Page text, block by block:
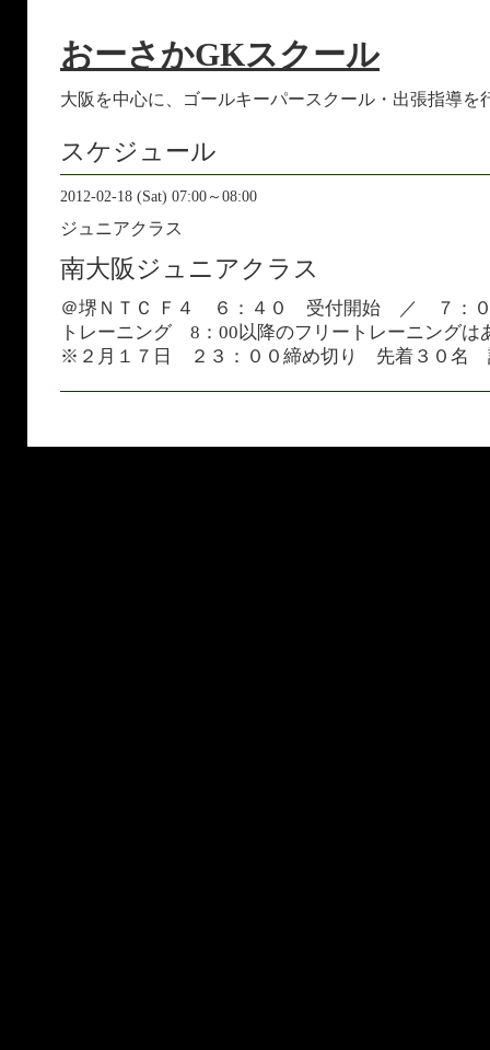
おーさかGKスクール
大阪を中心に、ゴールキーパースクール・出張指導を
スケジュール
2012-02-18 (Sat) 07:00～08:00
ジュニアクラス
南大阪ジュニアクラス
＠堺ＮＴＣ Ｆ４ ６：４０ 受付開始 ／ ７：
トレーニング 8：00以降のフリートレーニングは
※２月１７日 ２３：００締め切り 先着３０名